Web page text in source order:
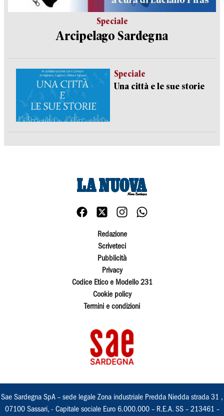
Speciale
Arcipelago Sardegna
Speciale
Una città e le sue storie
Redazione
Scriveteci
Pubblicità
Privacy
Codice Etico e Modello 231
Cookie policy
Termini e condizioni
Sae Sardegna SpA – sede legale Zona industriale Predda Niedda strada 31 ,
07100 Sassari, - Capitale sociale Euro 6.000.000 – R.E.A. SS – 213461 –